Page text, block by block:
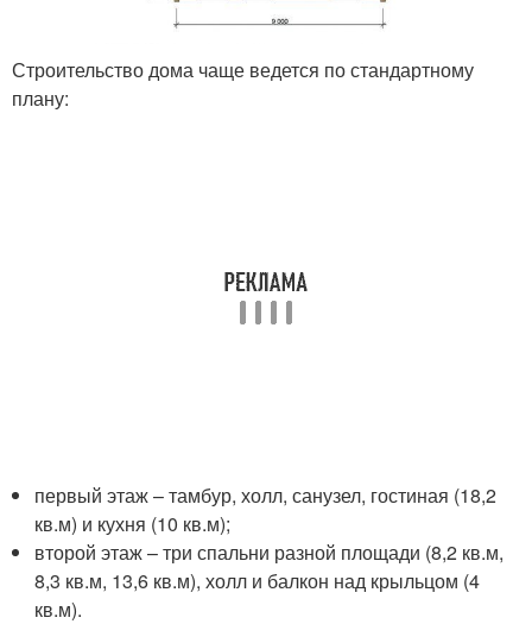
Строительство дома чаще ведется по стандартному
плану:
первый этаж – тамбур, холл, санузел, гостиная (18,2
кв.м) и кухня (10 кв.м);
второй этаж – три спальни разной площади (8,2 кв.м,
8,3 кв.м, 13,6 кв.м), холл и балкон над крыльцом (4
кв.м).